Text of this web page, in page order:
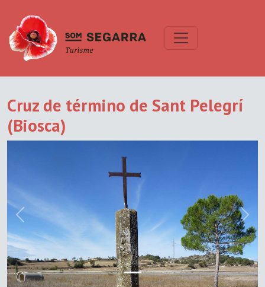
Cruz de término de Sant Pelegrí
(Biosca)
Previous Next